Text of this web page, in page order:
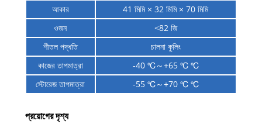
আকার
41 মিমি × 32 মিমি × 70 মিমি
ওজন
<82 জি
শীতল পদ্ধতি
চালনা কুলিং
কাজের তাপমাত্রা
-40 ℃～+65 ℃ ℃
স্টোরেজ তাপমাত্রা
-55 ℃～+70 ℃ ℃
প্রয়োগের দৃশ্য